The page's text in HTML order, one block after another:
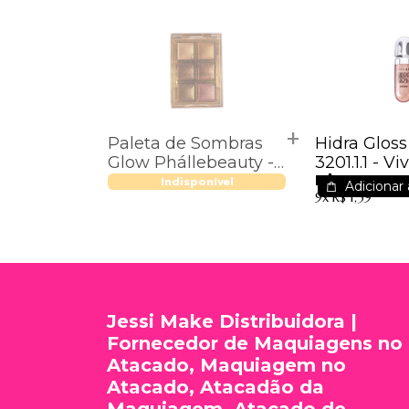
Paleta de Sombras
Glow Phállebeauty -
PH9004 - Cor 02
Indisponível
Hidra
3201.1.1 -
R$ 9,90
9xR$ 1,39
Adicionar
Jessi Make Distribuidora |
Fornecedor de Maquiagens no
Atacado, Maquiagem no
Atacado, Atacadão da